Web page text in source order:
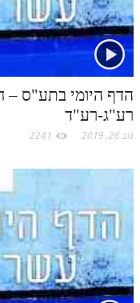
רע"ג-רע"ד
נוב 26, 2019 2241